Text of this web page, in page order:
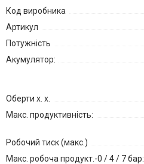
Код виробника
Артикул
Потужність
Акумулятор:
Оберти х. х.
Макс. продуктивність:
Робочий тиск (макс.)
Макс. робоча продукт.-0 / 4 / 7 бар: